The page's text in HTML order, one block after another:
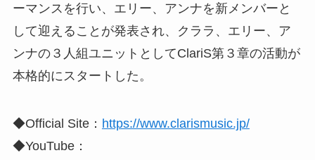
ーマンスを行い、エリー、アンナを新メンバーと
して迎えることが発表され、クララ、エリー、ア
ンナの３人組ユニットとしてClariS第３章の活動が
本格的にスタートした。
◆Official Site： https://www.clarismusic.jp/
◆YouTube：